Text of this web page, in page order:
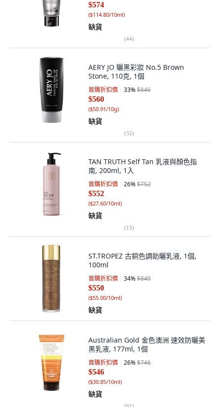
$574
($114.80/10ml)
缺貨
(44)
AERY JO 曬黑彩妝 No.5 Brown
Stone, 110克, 1個
首購折扣價 33%$846
$560
($50.91/10g)
缺貨
(32)
TAN TRUTH Self Tan 乳液與顏色指
南, 200ml, 1入
首購折扣價 26%$752
$552
($27.60/10ml)
缺貨
(13)
ST.TROPEZ 古銅色調助曬乳液, 1個,
100ml
首購折扣價 34%$840
$550
($55.00/10ml)
缺貨
Australian Gold 金色澳洲 速效防曬美
黑乳液, 177ml, 1個
首購折扣價 26%$746
$546
($30.85/10ml)
缺貨
(61)